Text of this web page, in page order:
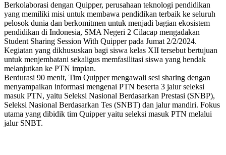
Berkolaborasi dengan Quipper, perusahaan teknologi pendidikan
yang memiliki misi untuk membawa pendidikan terbaik ke seluruh
pelosok dunia dan berkomitmen untuk menjadi bagian ekosistem
pendidikan di Indonesia, SMA Negeri 2 Cilacap mengadakan
Student Sharing Session With Quipper pada Jumat 2/2/2024.
Kegiatan yang dikhususkan bagi siswa kelas XII tersebut bertujuan
untuk menjembatani sekaligus memfasilitasi siswa yang hendak
melanjutkan ke PTN impian.
Berdurasi 90 menit, Tim Quipper mengawali sesi sharing dengan
menyampaikan informasi mengenai PTN beserta 3 jalur seleksi
masuk PTN, yaitu Seleksi Nasional Berdasarkan Prestasi (SNBP),
Seleksi Nasional Berdasarkan Tes (SNBT) dan jalur mandiri. Fokus
utama yang dibidik tim Quipper yaitu seleksi masuk PTN melalui
jalur SNBT.